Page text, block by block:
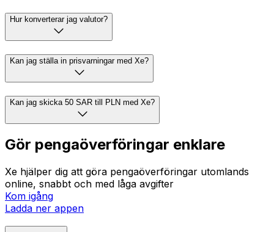
Hur konverterar jag valutor?
Kan jag ställa in prisvarningar med Xe?
Kan jag skicka 50 SAR till PLN med Xe?
Gör pengaöverföringar enklare
Xe hjälper dig att göra pengaöverföringar utomlands
online, snabbt och med låga avgifter
Kom igång
Ladda ner appen